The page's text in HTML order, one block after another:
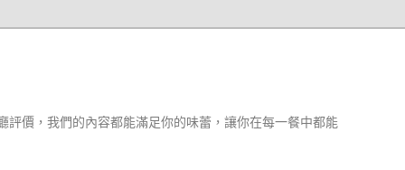
評價，我們的內容都能滿足你的味蕾，讓你在每一餐中都能